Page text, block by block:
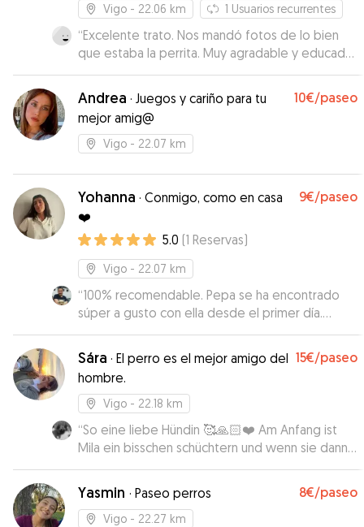
recomiendo 100% Muchísimas gracias por todo
Carmen ♥️
Vigo - 22.06 km 1 Usuarios recurrentes
“Excelente trato. Nos mandó fotos de lo bien
que estaba la perrita. Muy agradable y educada.
Recomiendo”
Andrea · Juegos y cariño para tu
mejor amig@
10€/paseo
Vigo - 22.07 km
Yohanna · Conmigo, como en casa
❤️
9€/paseo
5.0 (1 Reservas)
Vigo - 22.07 km
“100% recomendable. Pepa se ha encontrado
súper a gusto con ella desde el primer día.
Ahora cada vez que nos acercamos a la zona de
su casa, va toda contenta hacia su portal. Te
envía fotos y vídeos de los paseos y trata con
mucho cariño a las mascotas. Repetiremos
seguro!”
Sára · El perro es el mejor amigo del
hombre.
15€/paseo
Vigo - 22.18 km
“So eine liebe Hündin 🥰🙏🏻❤️ Am Anfang ist
Mila ein bisschen schüchtern und wenn sie dann
aufgetaut ist, dann ist super anhänglich. Mila liebt
jedes Nanokrümmel Futter 😅
Yasmin · Paseo perros 8€/paseo
Vigo - 22.27 km